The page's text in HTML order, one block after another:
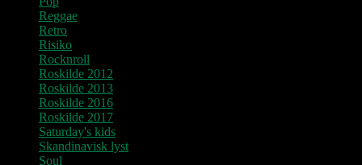
Reggae
Retro
Risiko
Rocknroll
Roskilde 2012
Roskilde 2013
Roskilde 2016
Roskilde 2017
Saturday's kids
Skandinavisk lyst
Soul